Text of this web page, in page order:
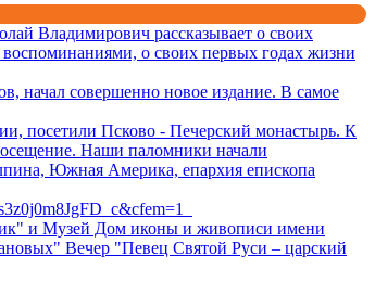
Владимирович рассказывает о своих
о своих первых годах жизни
начал совершенно новое издание. В самое
посетили Псково - Печерский монастырь. К
Наши паломники начали
Южная Америка, епархия епископа
и Музей Дом иконы и живописи имени
Вечер "Певец Святой Руси – царский